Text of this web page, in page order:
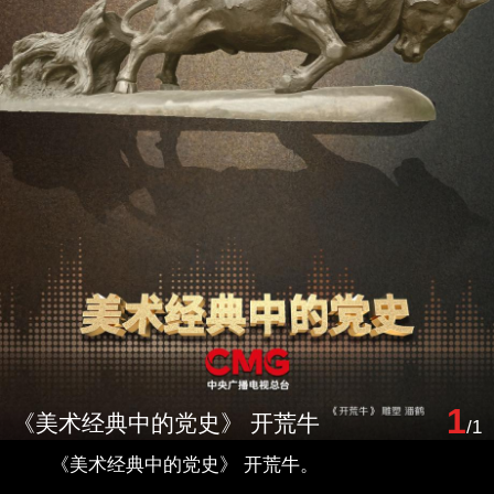
《美术经典中的党史》 开荒牛 1/1
《美术经典中的党史》 开荒牛。